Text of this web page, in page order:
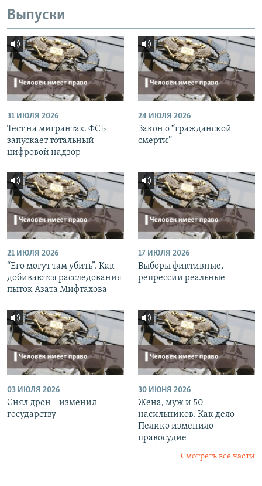
Выпуски
31 ИЮЛЯ 2026
Тест на мигрантах. ФСБ
запускает тотальный
цифровой надзор
24 ИЮЛЯ 2026
Закон о “гражданской
смерти”
21 ИЮЛЯ 2026
“Его могут там убить”. Как
добиваются расследования
пыток Азата Мифтахова
17 ИЮЛЯ 2026
Выборы фиктивные,
репрессии реальные
03 ИЮЛЯ 2026
Снял дрон – изменил
государству
30 ИЮНЯ 2026
Жена, муж и 50
насильников. Как дело
Пелико изменило
правосудие
Смотреть все части